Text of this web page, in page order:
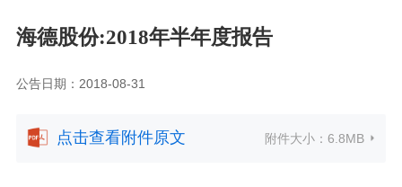
海德股份:2018年半年度报告
公告日期：2018-08-31
点击查看附件原文 附件大小： 6.8MB